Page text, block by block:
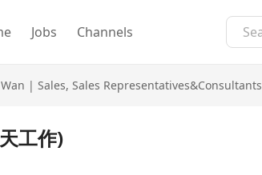
Jobs Channels
| Sales, Sales Representatives&Consultants
工作)